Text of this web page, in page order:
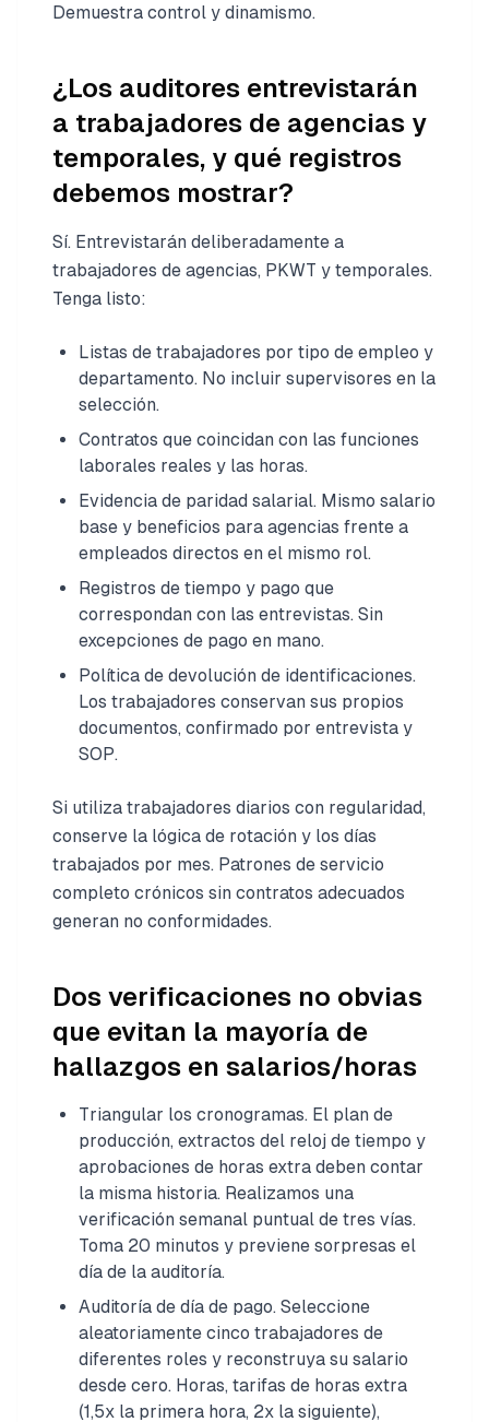
Demuestra control y dinamismo.
¿Los auditores entrevistarán
a trabajadores de agencias y
temporales, y qué registros
debemos mostrar?
Sí. Entrevistarán deliberadamente a
trabajadores de agencias, PKWT y temporales.
Tenga listo:
Listas de trabajadores por tipo de empleo y
departamento. No incluir supervisores en la
selección.
Contratos que coincidan con las funciones
laborales reales y las horas.
Evidencia de paridad salarial. Mismo salario
base y beneficios para agencias frente a
empleados directos en el mismo rol.
Registros de tiempo y pago que
correspondan con las entrevistas. Sin
excepciones de pago en mano.
Política de devolución de identificaciones.
Los trabajadores conservan sus propios
documentos, confirmado por entrevista y
SOP.
Si utiliza trabajadores diarios con regularidad,
conserve la lógica de rotación y los días
trabajados por mes. Patrones de servicio
completo crónicos sin contratos adecuados
generan no conformidades.
Dos verificaciones no obvias
que evitan la mayoría de
hallazgos en salarios/horas
Triangular los cronogramas. El plan de
producción, extractos del reloj de tiempo y
aprobaciones de horas extra deben contar
la misma historia. Realizamos una
verificación semanal puntual de tres vías.
Toma 20 minutos y previene sorpresas el
día de la auditoría.
Auditoría de día de pago. Seleccione
aleatoriamente cinco trabajadores de
diferentes roles y reconstruya su salario
desde cero. Horas, tarifas de horas extra
(1,5x la primera hora, 2x la siguiente),